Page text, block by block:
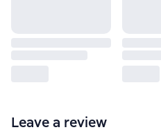
Leave a review